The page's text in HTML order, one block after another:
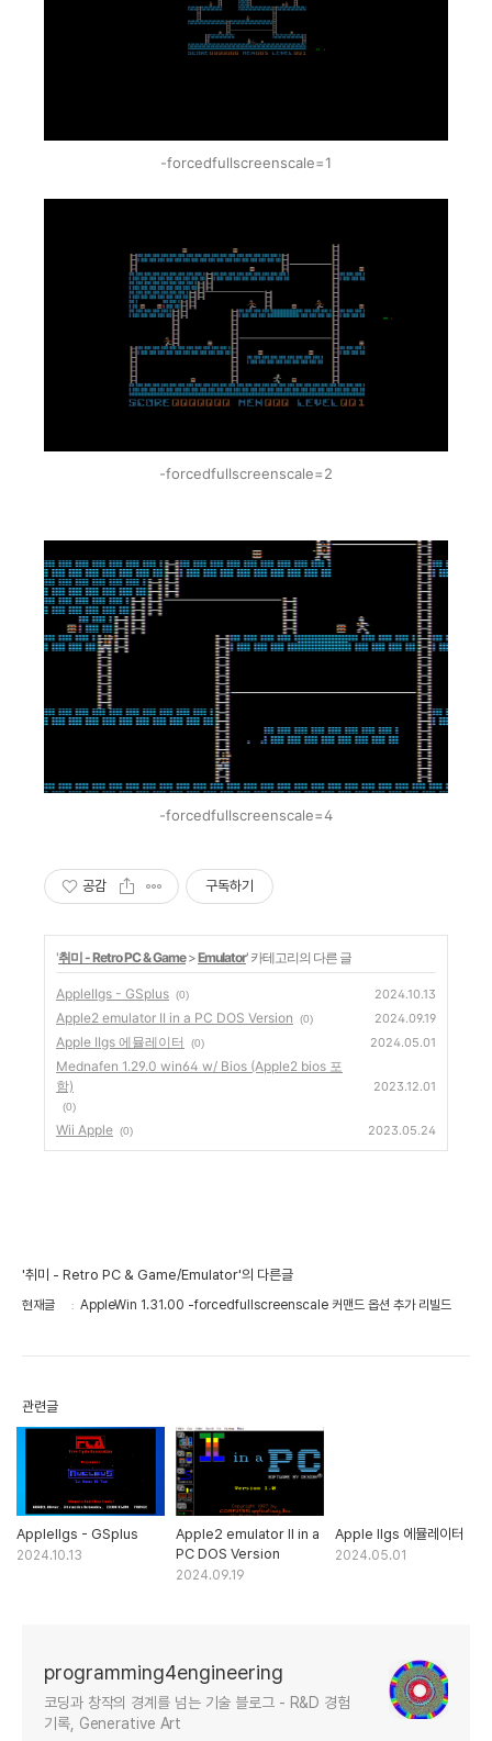
-forcedfullscreenscale=1
-forcedfullscreenscale=2
-forcedfullscreenscale=4
공감 구독하기
'취미 - Retro PC & Game>Emulator' 카테고리의 다른 글
AppleIIgs - GSplus (0) 2024.10.13
Apple2 emulator II in a PC DOS Version (0) 2024.09.19
Apple IIgs 에뮬레이터 (0) 2024.05.01
Mednafen 1.29.0 win64 w/ Bios (Apple2 bios 포
함)
(0)
2023.12.01
Wii Apple (0) 2023.05.24
'취미 - Retro PC & Game/Emulator'의 다른글
현재글 AppleWin 1.31.00 -forcedfullscreenscale 커맨드 옵션 추가 리빌드
관련글
AppleIIgs - GSplus
2024.10.13
Apple2 emulator II in a
PC DOS Version
2024.09.19
Apple IIgs 에뮬레이터
2024.05.01
programming4engineering
코딩과 창작의 경계를 넘는 기술 블로그 - R&D 경험
기록, Generative Art